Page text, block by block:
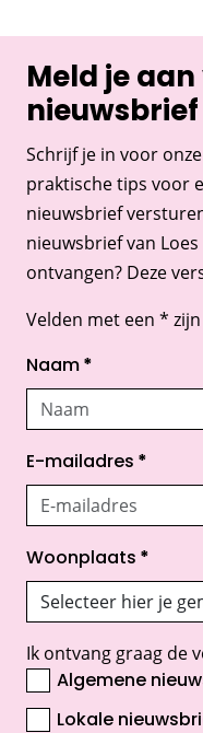
Meld je
nieuwsbrief
Schrijf je in voor
praktische tips voor
nieuwsbrief
nieuwsbrief van
ontvangen? Deze
Velden met een *
Naam *
E-mailadres *
Woonplaats *
Ik ontvang graag de
Algemene
Lokale